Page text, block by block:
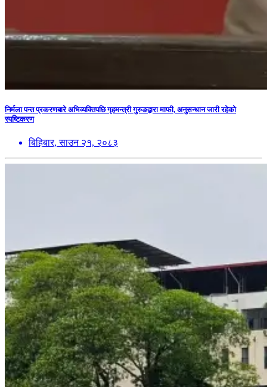
निर्मला पन्त प्रकरणबारे अभिव्यक्तिपछि गृहमन्त्री गुरुङद्वारा माफी, अनुसन्धान जारी रहेको
स्पष्टिकरण
बिहिबार, साउन २१, २०८३